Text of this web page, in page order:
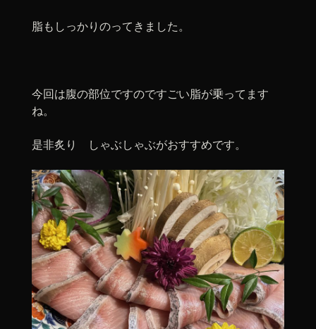
脂もしっかりのってきました。
今回は腹の部位ですのですごい脂が乗ってます
ね。
是非炙り しゃぶしゃぶがおすすめです。